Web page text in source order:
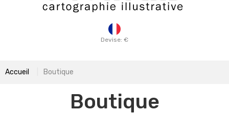
Devise: €
Accueil Boutique
Boutique